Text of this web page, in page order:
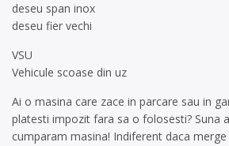
deseu span inox
deseu fier vechi
VSU
Vehicule scoase din uz
Ai o masina care zace in parcare sau in
platesti impozit fara sa o folosesti? Suna
cumparam masina! Indiferent daca